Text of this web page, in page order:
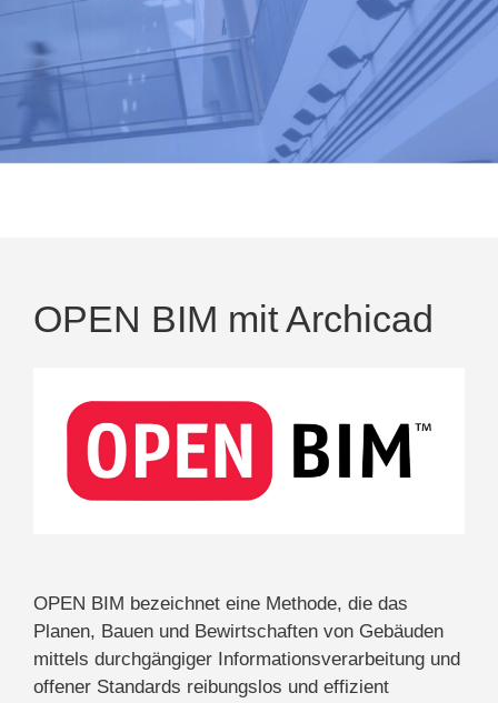
OPEN BIM mit Archicad
OPEN BIM bezeichnet eine Methode, die das
Planen, Bauen und Bewirtschaften von Gebäuden
mittels durchgängiger Informationsverarbeitung und
offener Standards reibungslos und effizient